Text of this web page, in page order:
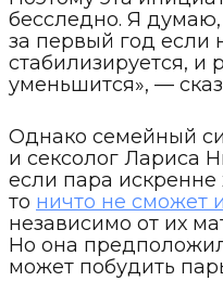
бесследно. Я думаю,
за первый год если
стабилизируется, и
уменьшится», —
Однако семейный
и сексолог Лариса
если пара искренне
то ничто не сможет
независимо от их
Но она
может побудить